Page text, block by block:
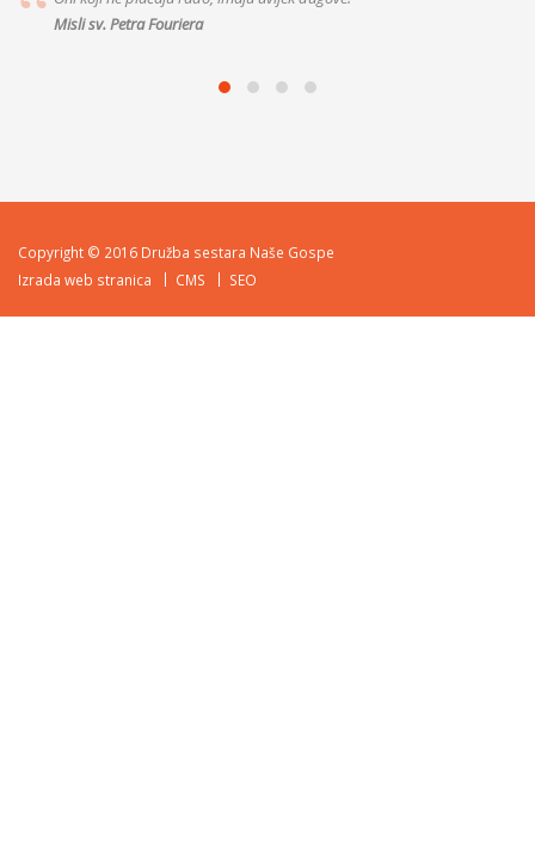
vjerno služiti, ispunit će vam to što
Copyright © 2016 Družba sestara Naše Gospe
Izrada web stranica
CMS SEO